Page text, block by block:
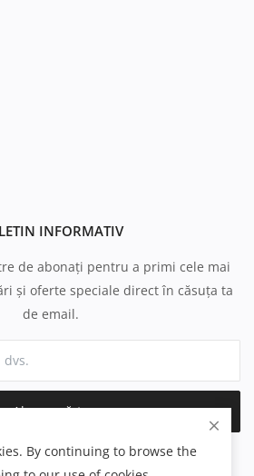
INFORMATIV
de abonați pentru a primi cele mai
și oferte speciale direct în căsuța ta
de email.
Abonează-te
By continuing to browse the